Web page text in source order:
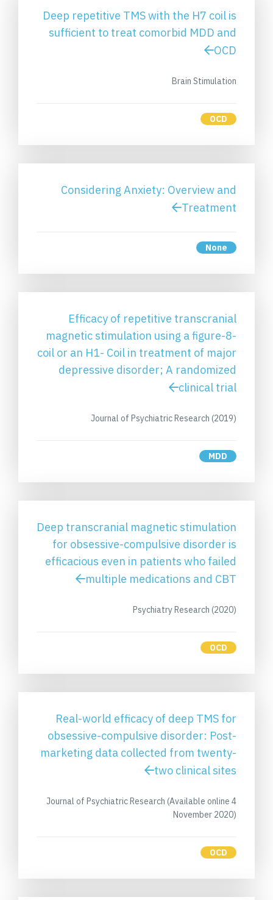
Deep repetitive TMS with the H7 coil is
sufficient to treat comorbid MDD and
OCD
Brain Stimulation
OCD
Considering Anxiety: Overview and
Treatment
None
Efficacy of repetitive transcranial
magnetic stimulation using a figure-8-
coil or an H1- Coil in treatment of major
depressive disorder; A randomized
clinical trial
Journal of Psychiatric Research (2019)
MDD
Deep transcranial magnetic stimulation
for obsessive-compulsive disorder is
efficacious even in patients who failed
multiple medications and CBT
Psychiatry Research (2020)
OCD
Real-world efficacy of deep TMS for
obsessive-compulsive disorder: Post-
marketing data collected from twenty-
two clinical sites
Journal of Psychiatric Research (Available online 4
November 2020)
OCD